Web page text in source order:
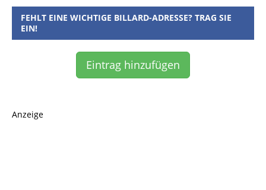
FEHLT EINE WICHTIGE BILLARD-ADRESSE? TRAG SIE
EIN!
Eintrag hinzufügen
Anzeige